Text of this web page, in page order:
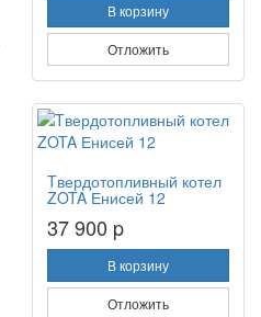
В корзину
Отложить
Tвердотопливный котел
ZOTA Енисей 12
37 900 p
В корзину
Отложить